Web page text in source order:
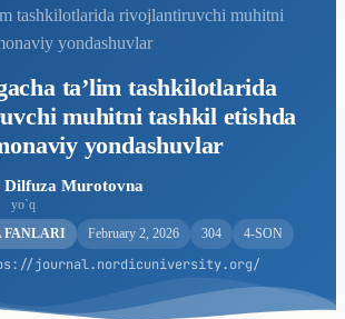
tashkilotlarida rivojlantiruvchi muhitni
yondashuvlar
ta’lim tashkilotlarida
muhitni tashkil etishda
yondashuvlar
Dilfuza Murotovna
yo`q
FANLARI
February 2, 2026 304 4-SON
journal.nordicuniversity.org/